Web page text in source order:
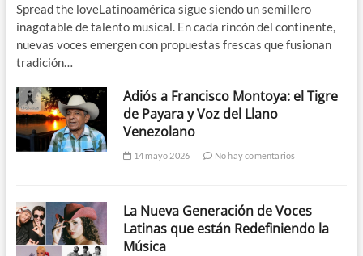
Spread the loveLatinoamérica sigue siendo un semillero
inagotable de talento musical. En cada rincón del continente,
nuevas voces emergen con propuestas frescas que fusionan
tradición…
Adiós a Francisco Montoya: el Tigre
de Payara y Voz del Llano
Venezolano
14 mayo 2026 No hay comentarios
La Nueva Generación de Voces
Latinas que están Redefiniendo la
Música